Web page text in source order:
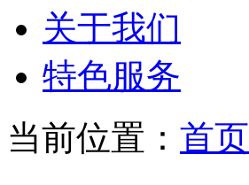
关于我们
特色服务
当前位置： 首页